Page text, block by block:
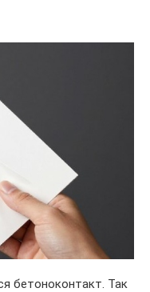
бетоноконтакт. Так